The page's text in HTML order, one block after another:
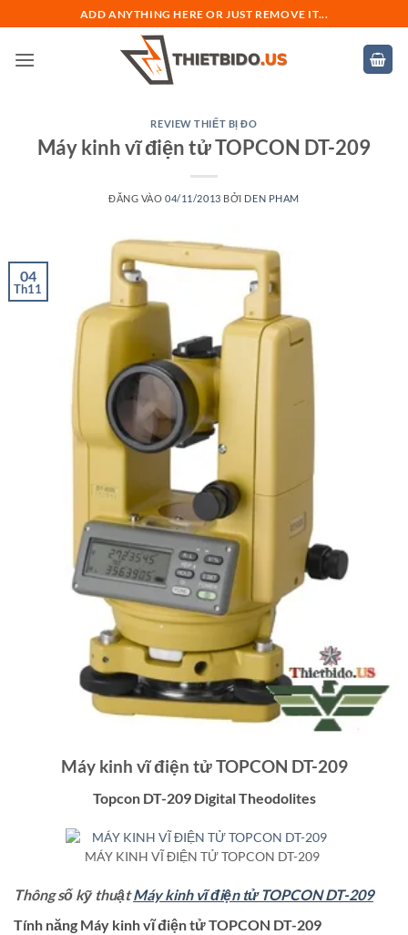
qua
nội
ADD ANYTHING HERE OR JUST REMOVE IT...
REVIEW THIẾT BỊ ĐO
Máy kinh vĩ điện tử TOPCON DT-209
ĐĂNG VÀO04/11/2013 BỞI DEN PHAM
04
Th11
Máy kinh vĩ điện tử TOPCON DT-209
Topcon DT-209 Digital Theodolites
MÁY KINH VĨ ĐIỆN TỬ TOPCON DT-209
Thông số kỹ thuậtMáy kinh vĩ điện tử TOPCON DT-209
Tính năng Máy kinh vĩ điện tử TOPCON DT-209